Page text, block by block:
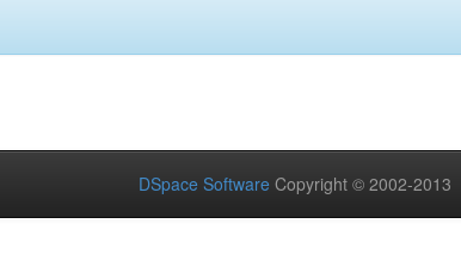
DSpace Software Copyright © 2002-2013